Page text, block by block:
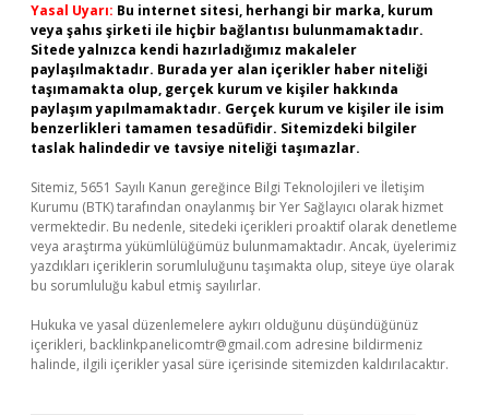
Yasal Uyarı: Bu internet sitesi, herhangi bir marka, kurum
veya şahıs şirketi ile hiçbir bağlantısı bulunmamaktadır.
Sitede yalnızca kendi hazırladığımız makaleler
paylaşılmaktadır. Burada yer alan içerikler haber niteliği
taşımamakta olup, gerçek kurum ve kişiler hakkında
paylaşım yapılmamaktadır. Gerçek kurum ve kişiler ile isim
benzerlikleri tamamen tesadüfidir. Sitemizdeki bilgiler
taslak halindedir ve tavsiye niteliği taşımazlar.
Sitemiz, 5651 Sayılı Kanun gereğince Bilgi Teknolojileri ve İletişim
Kurumu (BTK) tarafından onaylanmış bir Yer Sağlayıcı olarak hizmet
vermektedir. Bu nedenle, sitedeki içerikleri proaktif olarak denetleme
veya araştırma yükümlülüğümüz bulunmamaktadır. Ancak, üyelerimiz
yazdıkları içeriklerin sorumluluğunu taşımakta olup, siteye üye olarak
bu sorumluluğu kabul etmiş sayılırlar.
Hukuka ve yasal düzenlemelere aykırı olduğunu düşündüğünüz
içerikleri, backlinkpanelicomtr@gmail.com adresine bildirmeniz
halinde, ilgili içerikler yasal süre içerisinde sitemizden kaldırılacaktır.